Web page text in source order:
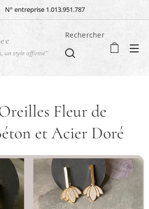
N° entreprise 1.013.951.787
un style affirmé"
Rechercher
Fleur de
et Acier Doré